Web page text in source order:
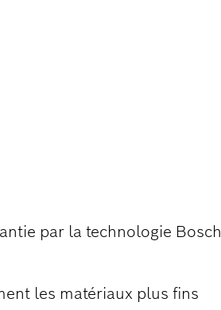
par la technologie Bosch
les matériaux plus fins